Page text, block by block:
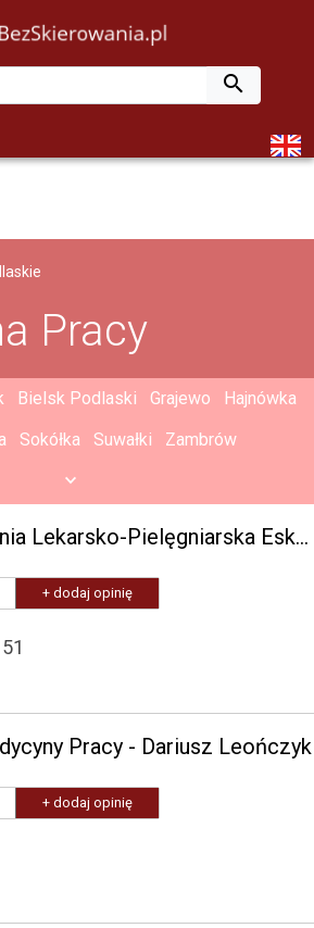

Pracy
Bielsk Podlaski Grajewo
Hajnówka
Sokółka Suwałki Zambrów
NZOZ Przychodnia Lekarsko-Pielęgniarska Eskulap
+ dodaj opinię
Pracy - Dariusz Leończyk
+ dodaj opinię